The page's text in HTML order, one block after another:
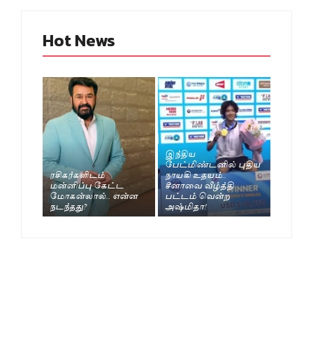
Hot News
ரசிகர்களிடம்
மன்னிப்பு கேட்ட
மோகன்லால்.. என்ன
நடந்தது?
இந்திய
பேட்மிண்டனில் புதிய
நாயகி உதயம்..
சீனாவை வீழ்த்தி
பட்டம் வென்ற
அஷ்மிதா!